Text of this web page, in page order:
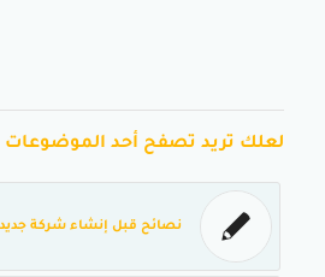
لعلك تريد تصفح أحد الموضوعات
نصائح قبل إنشاء شركة